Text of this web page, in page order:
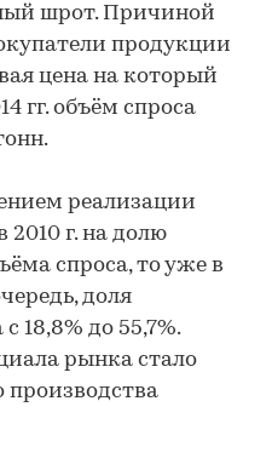
шрот. Причиной
продукции
цена на который
гг. объём спроса
реализации
2010 г. на долю
спроса, то уже в
доля
18,8% до 55,7%.
рынка стало
производства